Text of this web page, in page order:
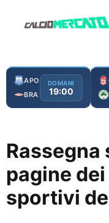
APO
BRA
DOMANI
19:00
Rassegna
pagine
sportivi